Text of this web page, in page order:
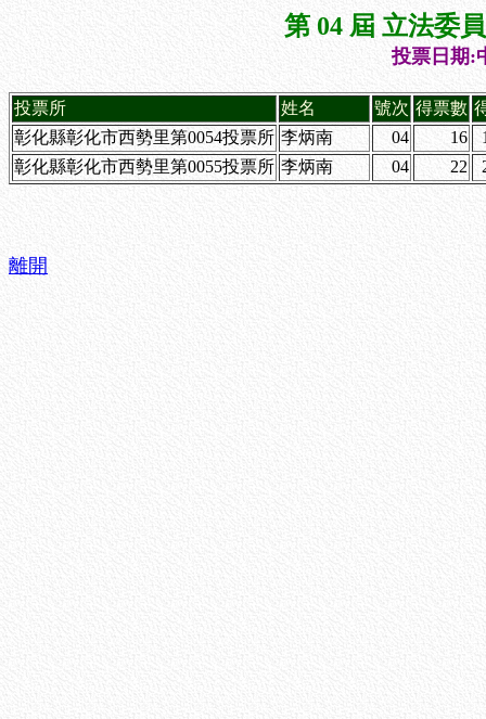
第 04 屆 立法委
投票日期:
投票所 姓名 號次 得票數
彰化縣彰化市西勢里第0054投票所 李炳南 04 16
彰化縣彰化市西勢里第0055投票所 李炳南 04 22
離開